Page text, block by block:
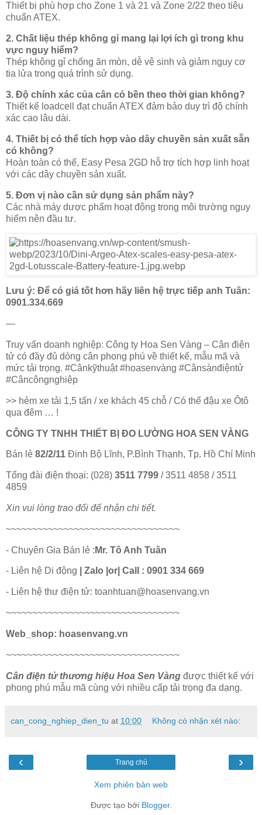
Thiết bị phù hợp cho Zone 1 và 21 và Zone 2/22 theo tiêu
chuẩn ATEX.
2. Chất liệu thép không gỉ mang lại lợi ích gì trong khu
vực nguy hiểm?
Thép không gỉ chống ăn mòn, dễ vệ sinh và giảm nguy cơ
tia lửa trong quá trình sử dụng.
3. Độ chính xác của cân có bền theo thời gian không?
Thiết kế loadcell đạt chuẩn ATEX đảm bảo duy trì độ chính
xác cao lâu dài.
4. Thiết bị có thể tích hợp vào dây chuyền sản xuất sẵn
có không?
Hoàn toàn có thể, Easy Pesa 2GD hỗ trợ tích hợp linh hoạt
với các dây chuyền sản xuất.
5. Đơn vị nào cần sử dụng sản phẩm này?
Các nhà máy dược phẩm hoạt động trong môi trường nguy
hiểm nên đầu tư.
Lưu ý: Để có giá tốt hơn hãy liên hệ trực tiếp anh Tuân:
0901.334.669
—
Truy vấn doanh nghiệp: Công ty Hoa Sen Vàng – Cân điện
tử có đầy đủ dòng cân phong phú về thiết kế, mẫu mã và
mức tải trọng. #Cânkỹthuật #hoasenvàng #Cânsànđiệntử
#Câncôngnghiệp
>> hẻm xe tải 1,5 tấn / xe khách 45 chỗ / Có thể đậu xe Ôtô
qua đêm … !
CÔNG TY TNHH THIẾT BỊ ĐO LƯỜNG HOA SEN VÀNG
Bán lẻ 82/2/11 Đinh Bộ Lĩnh, P.Bình Thạnh, Tp. Hồ Chí Minh
Tổng đài điện thoại: (028) 3511 7799 / 3511 4858 / 3511
4859
Xin vui lòng trao đổi để nhận chi tiết.
~~~~~~~~~~~~~~~~~~~~~~~~~~~~~~~~~
- Chuyên Gia Bán lẻ : Mr. Tô Anh Tuân
- Liên hệ Di động | Zalo |or| Call : 0901 334 669
- Liên hệ thư điện tử: toanhtuan@hoasenvang.vn
~~~~~~~~~~~~~~~~~~~~~~~~~~~~~~~~~
Web_shop: hoasenvang.vn
~~~~~~~~~~~~~~~~~~~~~~~~~~~~~~~~~
Cân điện tử thương hiệu Hoa Sen Vàng được thiết kế với
phong phú mẫu mã cùng với nhiều cấp tải trọng đa dạng.
can_cong_nghiep_dien_tu at 10:00 Không có nhận xét nào:
‹ ›
Trang chủ
Xem phiên bản web
Được tạo bởi Blogger.